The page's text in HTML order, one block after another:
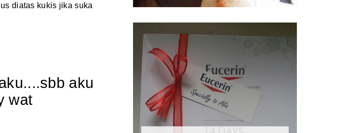
diatas kukis jika suka
aku
wat